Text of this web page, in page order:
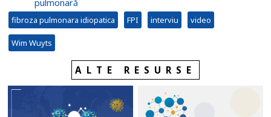
pulmonară
fibroza pulmonara idiopatica FPI interviu video
Wim Wuyts
ALTE RESURSE